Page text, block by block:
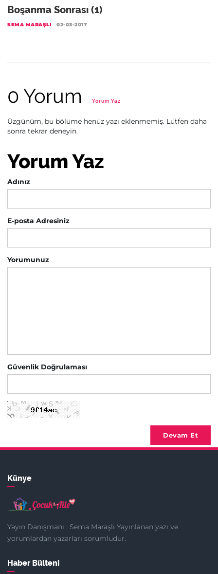
Boşanma Sonrası (1)
SEMA MARAŞLI 02-03-2017
0 Yorum Yorum Yaz
Üzgünüm, bu bölüme henüz yazı eklenmemiş. Lütfen daha
sonra tekrar deneyin.
Yorum Yaz
Adınız
E-posta Adresiniz
Yorumunuz
Güvenlik Doğrulaması
Devam Et
Künye
Yayın Danışmanı : Sema Maraşlı Yayınlanan yazı ve
yorumlardan yazarları sorumludur.
Haber Bülteni